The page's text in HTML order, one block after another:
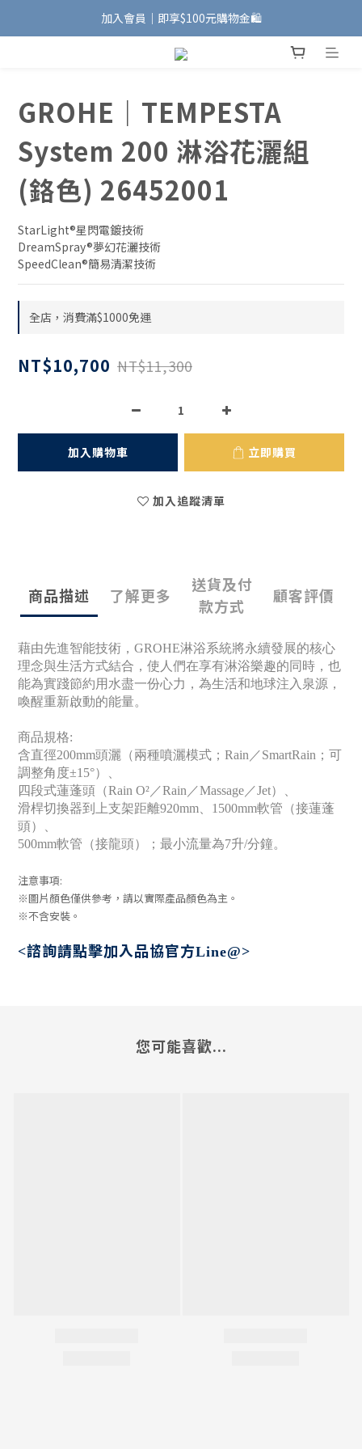
加入會員｜即享$100元購物金🛍️
加入會員｜即享$100元購物金🛍️
安裝維修服務｜Line ID @885wywfl
加入會員｜即享$100元購物金🛍️
GROHE｜TEMPESTA
System 200 淋浴花灑組
(鉻色) 26452001
StarLight®星閃電鍍技術
DreamSpray®夢幻花灑技術
SpeedClean®簡易清潔技術
全店，消費滿$1000免運
NT$10,700 NT$11,300
加入購物車 立即購買
加入追蹤清單
商品描述 了解更多
送貨及付
款方式
顧客評價
藉由先進智能技術，GROHE淋浴系統將永續發展的核心
理念與生活方式結合，使人們在享有淋浴樂趣的同時，也
能為實踐節約用水盡一份心力，為生活和地球注入泉源，
喚醒重新啟動的能量。
商品規格:
含直徑200mm頭灑（兩種噴灑模式；Rain／SmartRain；可
調整角度±15°）、
四段式蓮蓬頭（Rain O²／Rain／Massage／Jet）、
滑桿切換器到上支架距離920mm、1500mm軟管（接蓮蓬
頭）、
500mm軟管（接龍頭）；最小流量為7升/分鐘。
注意事項:
※圖片顏色僅供參考，請以實際產品顏色為主。
※不含安裝。
<諮詢請點擊加入品協官方Line@>
您可能喜歡...